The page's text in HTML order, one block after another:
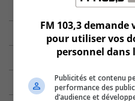
FM 103,3
pour utiliser vos
personnel dans
Publicités et contenu
performance des
d’audience et